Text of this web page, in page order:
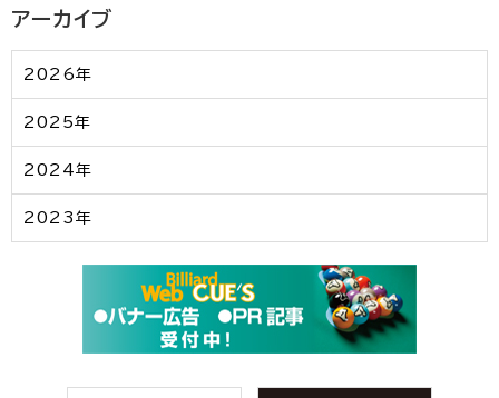
アーカイブ
2026年
2025年
2024年
2023年